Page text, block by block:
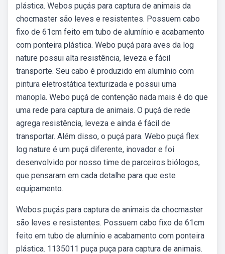
plástica. Webos puçás para captura de animais da
chocmaster são leves e resistentes. Possuem cabo
fixo de 61cm feito em tubo de alumínio e acabamento
com ponteira plástica. Webo puçá para aves da log
nature possui alta resistência, leveza e fácil
transporte. Seu cabo é produzido em alumínio com
pintura eletrostática texturizada e possui uma
manopla. Webo puçá de contenção nada mais é do que
uma rede para captura de animais. O puçá de rede
agrega resistência, leveza e ainda é fácil de
transportar. Além disso, o puçá para. Webo puçá flex
log nature é um puçá diferente, inovador e foi
desenvolvido por nosso time de parceiros biólogos,
que pensaram em cada detalhe para que este
equipamento.
Webos puçás para captura de animais da chocmaster
são leves e resistentes. Possuem cabo fixo de 61cm
feito em tubo de alumínio e acabamento com ponteira
plástica. 1135011 puça puça para captura de animais.